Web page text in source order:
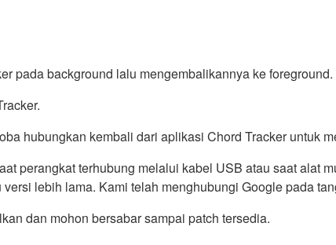
pada background lalu mengembalikannya ke foreground.
hubungkan kembali dari aplikasi Chord Tracker untuk
perangkat terhubung melalui kabel USB atau saat alat
lebih lama. Kami telah menghubungi Google pada
dan mohon bersabar sampai patch tersedia.